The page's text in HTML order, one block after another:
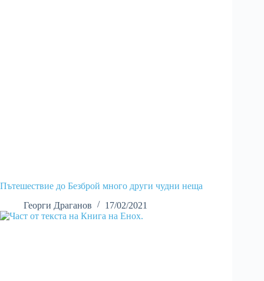
Пътешествие до Безброй много други чудни неща
Георги Драганов
17/02/2021